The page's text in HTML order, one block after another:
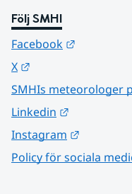
Följ SMHI
Facebook
X
SMHIs meteorologer
Linkedin
Instagram
Policy för sociala